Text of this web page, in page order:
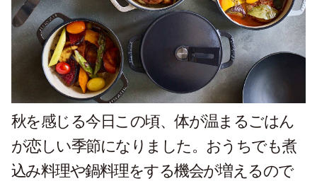
秋を感じる今日この頃、体が温まるごはん
が恋しい季節になりました。おうちでも煮
込み料理や鍋料理をする機会が増えるので